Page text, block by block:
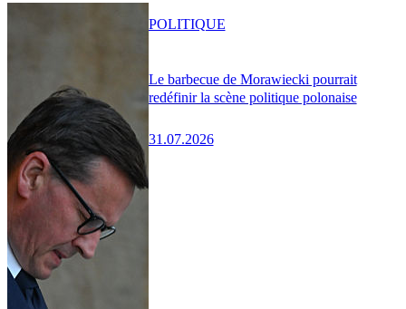
Le barbecue de Morawiecki pourrait
redéfinir la scène politique polonaise
31.07.2026
POLITIQUE